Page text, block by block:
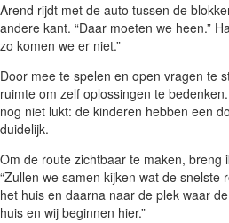
Arend rijdt met de auto tussen de
andere kant. “Daar moeten we heen.”
zo komen we er niet.”
Door mee te spelen en open vragen te
ruimte om zelf oplossingen te
nog niet lukt: de kinderen hebben een
duidelijk.
Om de route zichtbaar te maken, breng
“Zullen we samen kijken wat de snelste
het huis en daarna naar de plek waar
huis en wij beginnen hier.”